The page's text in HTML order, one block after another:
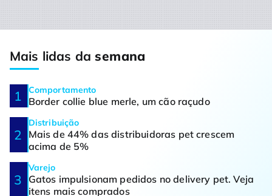
Mais lidas dasemana
Comportamento
Border collie blue merle, um cão raçudo
Distribuição
Mais de 44% das distribuidoras pet crescem
acima de 5%
Varejo
Gatos impulsionam pedidos no delivery pet. Veja
itens mais comprados